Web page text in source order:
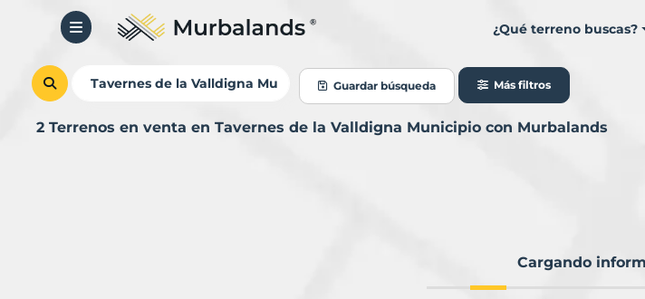
¿Qué terreno buscas?
Guardar búsqueda Más filtros
2 Terrenos en venta en Tavernes de la Valldigna Municipio con Murbalands
Cargando